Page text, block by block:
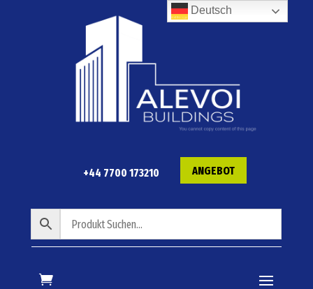
+44 7700 173210 ANGEBOT
Deutsch